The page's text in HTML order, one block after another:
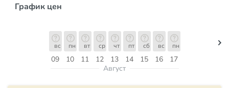
График цен
09
вс
10
пн
11
вт
12
ср
13
чт
14
пт
15
сб
16
вс
17
пн
Август